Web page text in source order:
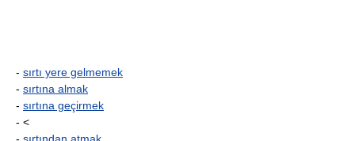
- sırtı yere gelmemek
- sırtına almak
- sırtına geçirmek
- <